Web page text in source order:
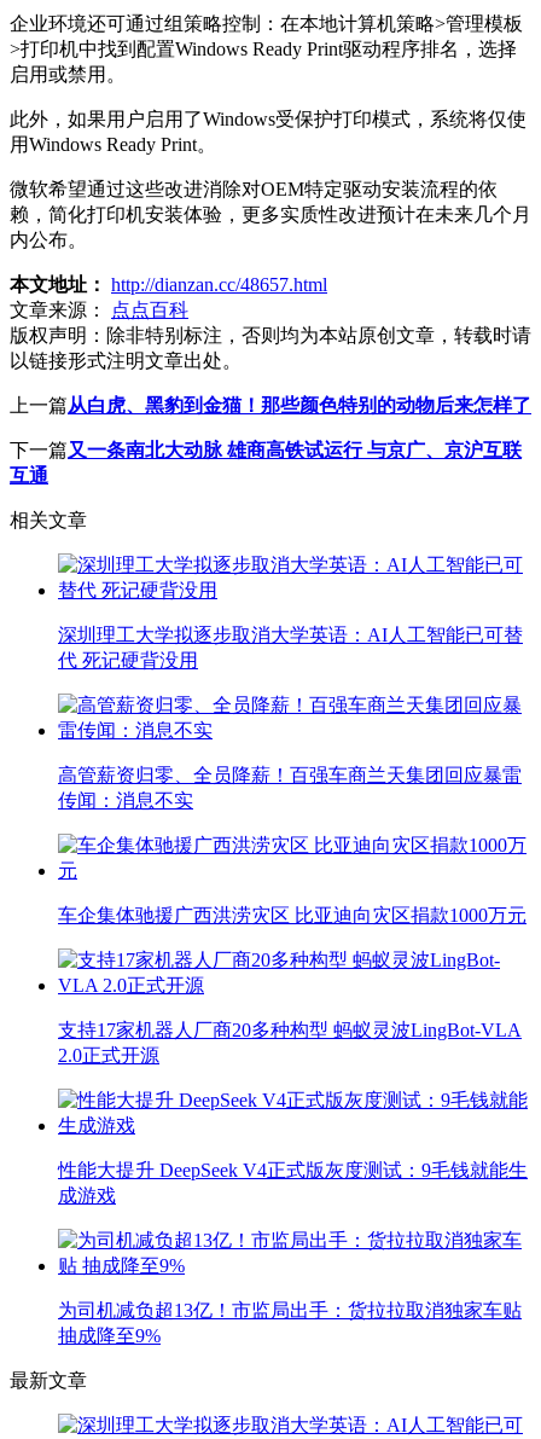
企业环境还可通过组策略控制：在本地计算机策略>管理模板
>打印机中找到配置Windows Ready Print驱动程序排名，选择
启用或禁用。
此外，如果用户启用了Windows受保护打印模式，系统将仅使
用Windows Ready Print。
微软希望通过这些改进消除对OEM特定驱动安装流程的依
赖，简化打印机安装体验，更多实质性改进预计在未来几个月
内公布。
本文地址： http://dianzan.cc/48657.html
文章来源：
点点百科
版权声明： 除非特别标注，否则均为本站原创文章，转载时请
以链接形式注明文章出处。
上一篇从白虎、黑豹到金猫！那些颜色特别的动物后来怎样了
下一篇又一条南北大动脉 雄商高铁试运行 与京广、京沪互联
互通
相关文章
深圳理工大学拟逐步取消大学英语：AI人工智能已可替
代 死记硬背没用
高管薪资归零、全员降薪！百强车商兰天集团回应暴雷
传闻：消息不实
车企集体驰援广西洪涝灾区 比亚迪向灾区捐款1000万元
支持17家机器人厂商20多种构型 蚂蚁灵波LingBot-VLA
2.0正式开源
性能大提升 DeepSeek V4正式版灰度测试：9毛钱就能生
成游戏
为司机减负超13亿！市监局出手：货拉拉取消独家车贴
抽成降至9%
最新文章